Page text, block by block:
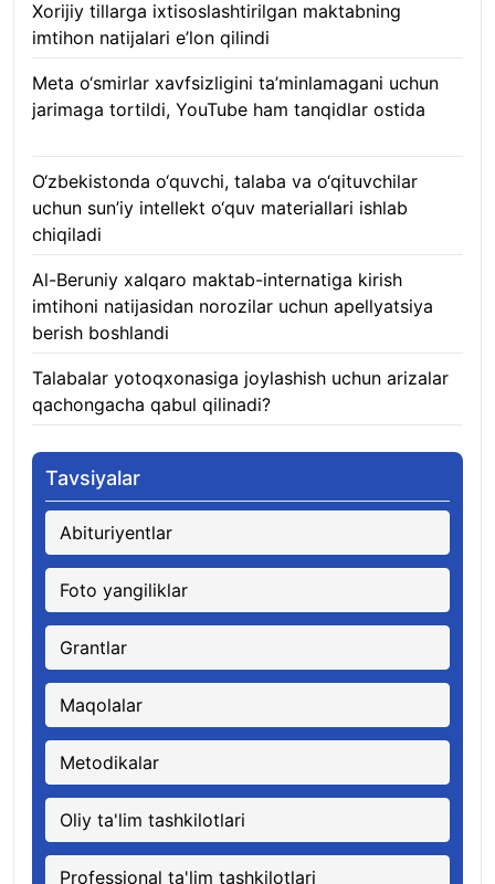
Xorijiy tillarga ixtisoslashtirilgan maktabning
imtihon natijalari e’lon qilindi
Meta o‘smirlar xavfsizligini ta’minlamagani uchun
jarimaga tortildi, YouTube ham tanqidlar ostida
O‘zbekistonda o‘quvchi, talaba va o‘qituvchilar
uchun sun’iy intellekt o‘quv materiallari ishlab
chiqiladi
Al-Beruniy xalqaro maktab-internatiga kirish
imtihoni natijasidan norozilar uchun apellyatsiya
berish boshlandi
Talabalar yotoqxonasiga joylashish uchun arizalar
qachongacha qabul qilinadi?
Tavsiyalar
Abituriyentlar
Foto yangiliklar
Grantlar
Maqolalar
Metodikalar
Oliy ta'lim tashkilotlari
Professional ta'lim tashkilotlari